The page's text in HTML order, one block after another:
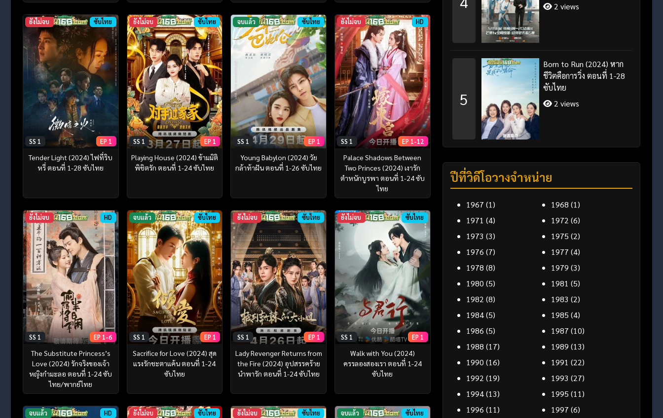
ยังไม่จบ ซับไทย
SS 1 EP 1
Tender Light (2024) ไฟที่ริบ
หรี่ ตอนที่ 1-28 ซับไทย
ยังไม่จบ ซับไทย
SS 1 EP 1
Playing House (2024) ข้ามมิติ
พิชิตรัก ตอนที่ 1-24 ซับไทย
จบแล้ว ซับไทย
SS 1 EP 1
Young Babylon (2024) วัย
กล้าท้าฝัน ตอนที่ 1-26 ซับไทย
ยังไม่จบ HD
SS 1 EP 1-12
Palace Shadows Between
Two Princes (2024) เงารัก
ตำหนักบูรพา ตอนที่ 1-24 ซับ
ไทย
ยังไม่จบ HD
SS 1 EP 1-6
The Substitute Princess’s
Love (2024) รักจริงของเจ้า
หญิงกำมะลอ ตอนที่ 1-24 ซับ
ไทย/พากย์ไทย
จบแล้ว ซับไทย
SS 1 EP 1
Sacrifice for Love (2024) สุด
แรงรักชะตาแค้น ตอนที่ 1-24
ซับไทย
ยังไม่จบ ซับไทย
SS 1 EP 1
Lady Revenger Returns from
the Fire (2024) อุปสรรคร้าย
นำพารัก ตอนที่ 1-24 ซับไทย
ยังไม่จบ ซับไทย
SS 1 EP 1
Walk with You (2024)
ครรลองสองเรา ตอนที่ 1-24
ซับไทย
จบแล้ว HD ยังไม่จบ ซับไทย ยังไม่จบ ซับไทย จบแล้ว ซับไทย
2 views
5
Born to Run (2024) หาก
ชีวิตคือการวิ่ง ตอนที่ 1-28
ซับไทย
2 views
ปีที่วิดีโอวางจำหน่าย
1967 (1) 1968 (1)
1971 (4) 1972 (6)
1973 (3) 1975 (2)
1976 (7) 1977 (4)
1978 (8) 1979 (3)
1980 (5) 1981 (5)
1982 (8) 1983 (2)
1984(5) 1985 (4)
1986 (5) 1987 (10)
1988 (17) 1989 (13)
1990 (16) 1991 (22)
1992 (19) 1993 (27)
1994(13) 1995 (11)
1996 (11) 1997 (6)